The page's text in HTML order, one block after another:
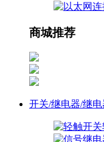
商城推荐
开关/继电器/继电